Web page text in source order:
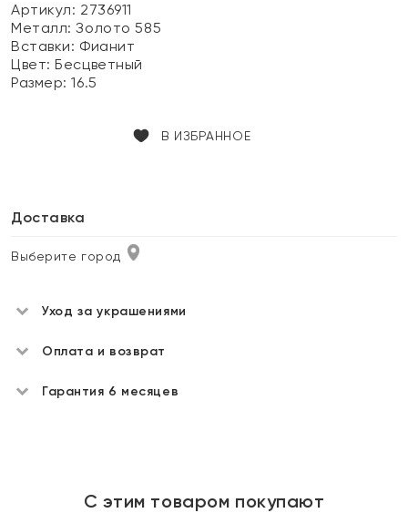
Артикул: 2736911
Металл:Золото 585
Вставки: Фианит
Цвет:Бесцветный
Размер:16.5
В ИЗБРАННОЕ
Доставка
Выберите город
Уход за украшениями
Оплата и возврат
Гарантия 6 месяцев
С этим товаром покупают